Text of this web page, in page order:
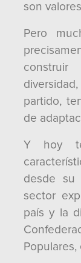
son
Pero
partido,
de
Y hoy
desde su
sector
país y la